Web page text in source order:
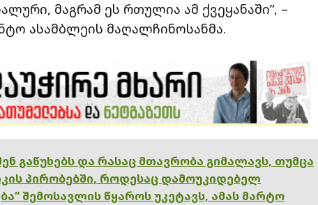
მაგრამ ეს რთულია ამ ქვეყანაში”, –
ასამბლეის მაღალჩინოსანმა.
გაწუხებს და რასაც მთავრობა გიმალავს, თუმცა
პირობებში, როდესაც დამოუკიდებელ
შემოსავლის წყაროს უკეტავს, ამას მარტო